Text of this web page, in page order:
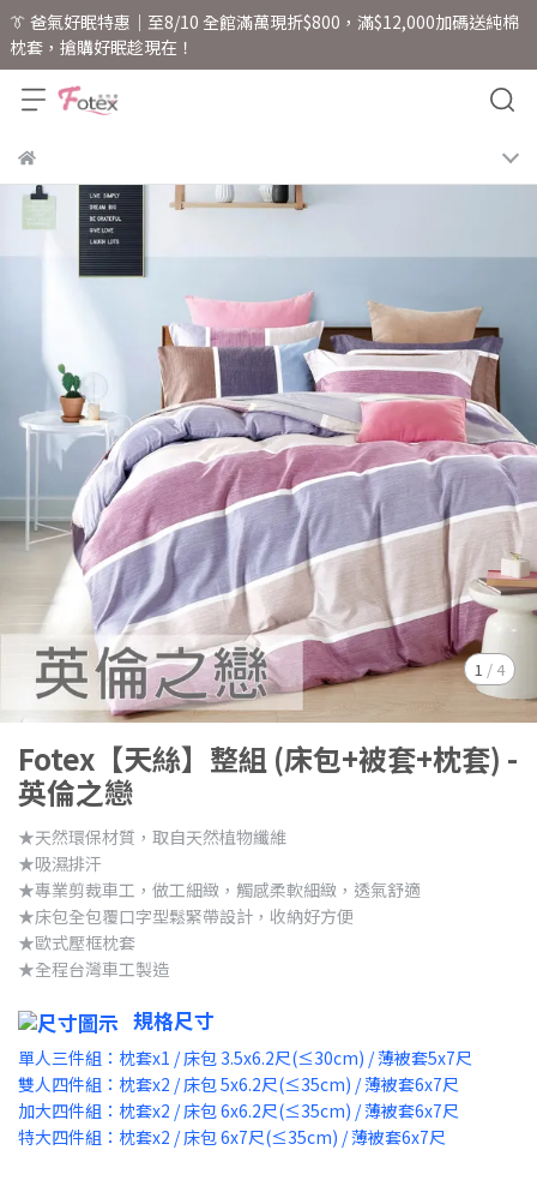
👔 爸氣好眠特惠｜至8/10 全館滿萬現折$800，滿$12,000加碼送純棉
枕套，搶購好眠趁現在！
1 / 4
Fotex【天絲】整組 (床包+被套+枕套) -
英倫之戀
★天然環保材質，取自天然植物纖維
★吸濕排汗
★專業剪裁車工，做工細緻，觸感柔軟細緻，透氣舒適
★床包全包覆口字型鬆緊帶設計，收納好方便
★歐式壓框枕套
★全程台灣車工製造
規格尺寸
單人三件組：枕套x1 / 床包 3.5x6.2尺(≤30cm) / 薄被套5x7尺
雙人四件組：枕套x2 / 床包 5x6.2尺(≤35cm) / 薄被套6x7尺
加大四件組：枕套x2 / 床包 6x6.2尺(≤35cm) / 薄被套6x7尺
特大四件組：枕套x2 / 床包 6x7尺(≤35cm) / 薄被套6x7尺